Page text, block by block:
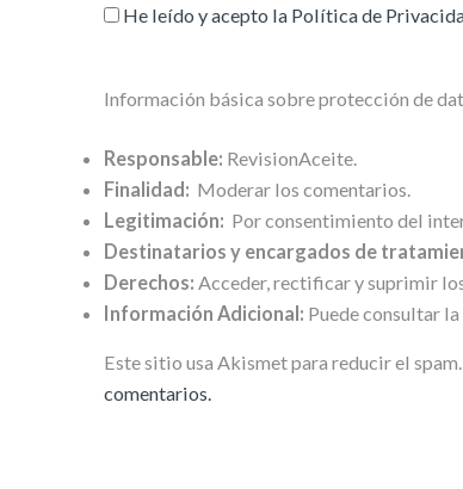
He leído y acepto la Política de
Información básica sobre protección de
Responsable: RevisionAceite.
Finalidad: Moderar los comentarios.
Legitimación: Por consentimiento del
Destinatarios y encargados de
Derechos: Acceder, rectificar y suprimir
Información Adicional: Puede consultar
Este sitio usa Akismet para reducir el spam.
comentarios.